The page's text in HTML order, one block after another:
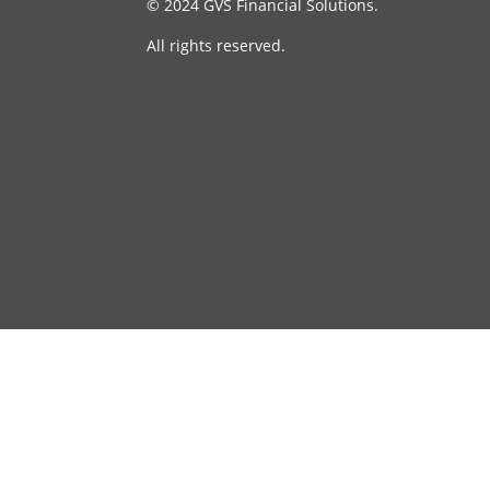
© 2024 GVS Financial Solutions.
All rights reserved.